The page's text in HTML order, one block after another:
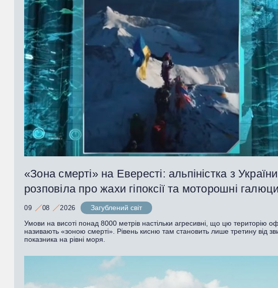
«Зона смерті» на Евересті: альпіністка з України
розповіла про жахи гіпоксії та моторошні
09 08 2026
Загублений світ
Умови на висоті понад 8000 метрів настільки агресивні, що цю територію
називають «зоною смерті». Рівень кисню там становить лише третину від
показника на рівні моря.